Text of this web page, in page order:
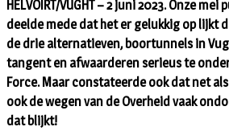
HELVOIRT/VUGHT – 2 juni 2023. Onze
deelde mede dat het er gelukkig op lijkt
de drie alternatieven, boortunnels in
tangent en afwaarderen serieus te
Force. Maar constateerde ook dat net
ook de wegen van de Overheid vaak
dat blijkt!